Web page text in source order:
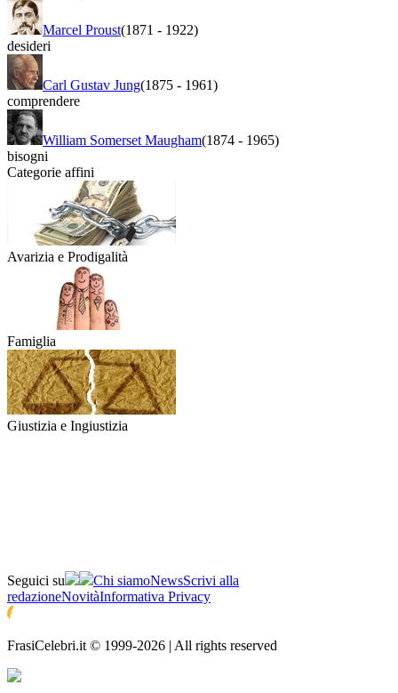
Marcel Proust(1871 - 1922)
desideri
Carl Gustav Jung(1875 - 1961)
comprendere
William Somerset Maugham(1874 - 1965)
bisogni
Categorie affini
Avarizia e Prodigalità
Famiglia
Giustizia e Ingiustizia
Seguici su Chi siamoNewsScrivi alla
redazioneNovitàInformativa Privacy
FrasiCelebri.it © 1999-2026 | All rights reserved